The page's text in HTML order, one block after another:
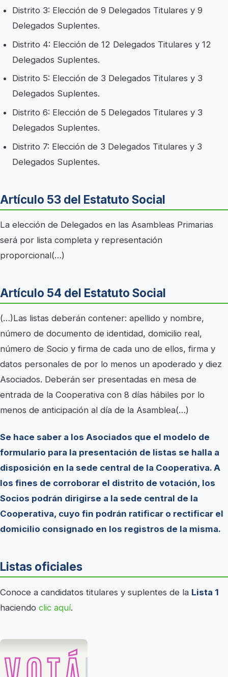
Distrito 3: Elección de 9 Delegados Titulares y 9
Delegados Suplentes.
Distrito 4: Elección de 12 Delegados Titulares y 12
Delegados Suplentes.
Distrito 5: Elección de 3 Delegados Titulares y 3
Delegados Suplentes.
Distrito 6: Elección de 5 Delegados Titulares y 3
Delegados Suplentes.
Distrito 7: Elección de 3 Delegados Titulares y 3
Delegados Suplentes.
Artículo 53 del Estatuto Social
La elección de Delegados en las Asambleas Primarias
será por lista completa y representación
proporcional(…)
Artículo 54 del Estatuto Social
(…)Las listas deberán contener: apellido y nombre,
número de documento de identidad, domicilio real,
número de Socio y firma de cada uno de ellos, firma y
datos personales de por lo menos un apoderado y diez
Asociados. Deberán ser presentadas en mesa de
entrada de la Cooperativa con 8 días hábiles por lo
menos de anticipación al día de la Asamblea(…)
Se hace saber a los Asociados que el modelo de
formulario para la presentación de listas se halla a
disposición en la sede central de la Cooperativa. A
los fines de corroborar el distrito de votación, los
Socios podrán dirigirse a la sede central de la
Cooperativa, cuyo fin podrán ratificar o rectificar el
domicilio consignado en los registros de la misma.
Listas oficiales
Conoce a candidatos titulares y suplentes de la Lista 1
haciendo clic aquí.